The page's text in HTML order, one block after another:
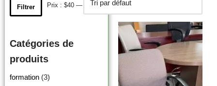
Filtrer Prix :$40 — $1,050
Catégories de
produits
formation (3)